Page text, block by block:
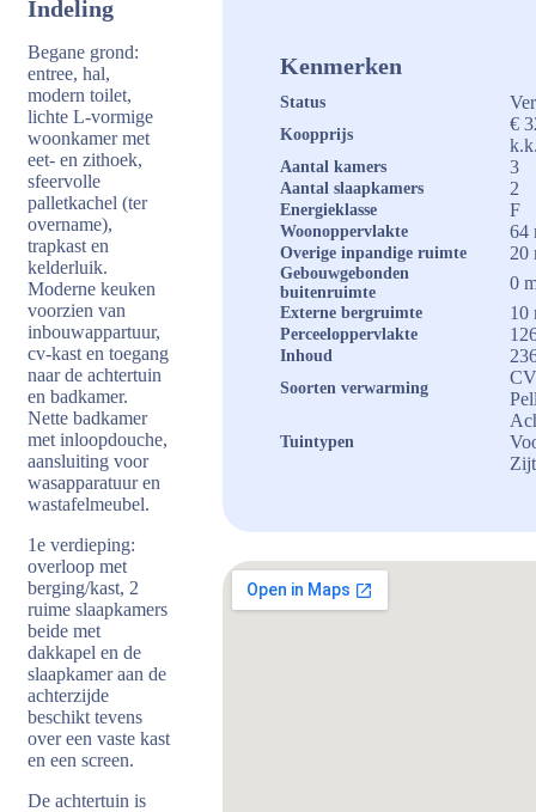
Indeling
Begane grond:
entree, hal,
modern toilet,
lichte L-vormige
woonkamer met
eet- en zithoek,
sfeervolle
palletkachel (ter
overname),
trapkast en
kelderluik.
Moderne keuken
voorzien van
inbouwappartuur,
cv-kast en toegang
naar de achtertuin
en badkamer.
Nette badkamer
met inloopdouche,
aansluiting voor
wasapparatuur en
wastafelmeubel.
1e verdieping:
overloop met
berging/kast, 2
ruime slaapkamers
beide met
dakkapel en de
slaapkamer aan de
achterzijde
beschikt tevens
over een vaste kast
en een screen.
De achtertuin is
Kenmerken
Status
Koopprijs
€
Aantal kamers 3
Aantal slaapkamers 2
Energieklasse F
Woonoppervlakte 64
Overige inpandige ruimte 20
Gebouwgebonden
buitenruimte
0
Externe bergruimte 10
Perceeloppervlakte
Inhoud
Soorten verwarming
Tuintypen